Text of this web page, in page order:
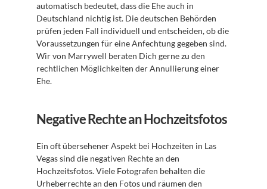
automatisch bedeutet, dass die Ehe auch in
Deutschland nichtig ist. Die deutschen Behörden
prüfen jeden Fall individuell und entscheiden, ob die
Voraussetzungen für eine Anfechtung gegeben sind.
Wir von Marrywell beraten Dich gerne zu den
rechtlichen Möglichkeiten der Annullierung einer
Ehe.
Negative Rechte an Hochzeitsfotos
Ein oft übersehener Aspekt bei Hochzeiten in Las
Vegas sind die negativen Rechte an den
Hochzeitsfotos. Viele Fotografen behalten die
Urheberrechte an den Fotos und räumen den